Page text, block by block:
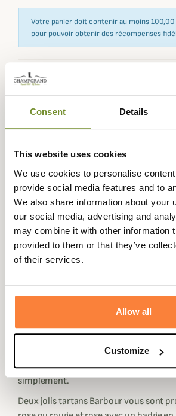
Consent Details
This website uses cookies
We use cookies to personalise
provide social media features and to
We also share information about your
our social media, advertising and
may combine it with other information
provided to them or that they’ve
of their services.
Allow all
Customize
Votre panier doit contenir au moins
pour pouvoir obtenir des récompenses
Expédié dans
la journée
Échange ou
retour sous
Paiement
sécurisé
Description
vous propose ces superbes
Maddie pour femme déclinés en
féminins qui allient confort et élégance
coton doux avec un intérieur fourré
Leur semelle est en caoutchouc griffé
antidérapant pour une bonne
mules vous permettent de les enfiler
simplement.
Deux jolis tartans Barbour vous sont